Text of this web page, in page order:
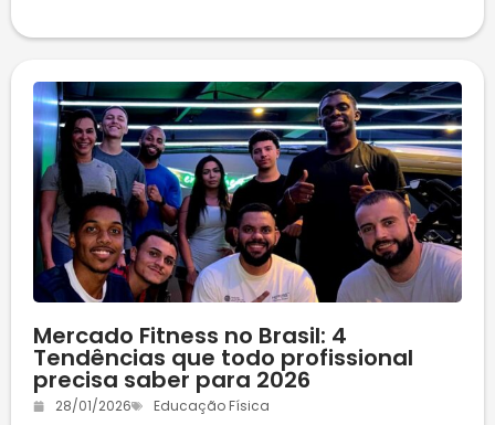
Mercado Fitness no Brasil: 4
Tendências que todo profissional
precisa saber para 2026
28/01/2026 Educação Física